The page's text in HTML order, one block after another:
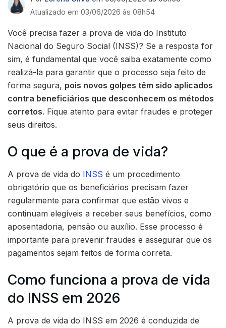
Atualizado em 03/06/2026 às 08h54
Você precisa fazer a prova de vida do Instituto
Nacional do Seguro Social (INSS)? Se a resposta for
sim, é fundamental que você saiba exatamente como
realizá-la para garantir que o processo seja feito de
forma segura, pois novos golpes têm sido aplicados
contra beneficiários que desconhecem os métodos
corretos. Fique atento para evitar fraudes e proteger
seus direitos.
O que é a prova de vida?
A prova de vida do INSS é um procedimento
obrigatório que os beneficiários precisam fazer
regularmente para confirmar que estão vivos e
continuam elegíveis a receber seus benefícios, como
aposentadoria, pensão ou auxílio. Esse processo é
importante para prevenir fraudes e assegurar que os
pagamentos sejam feitos de forma correta.
Como funciona a prova de vida
do INSS em 2026
A prova de vida do INSS em 2026 é conduzida de